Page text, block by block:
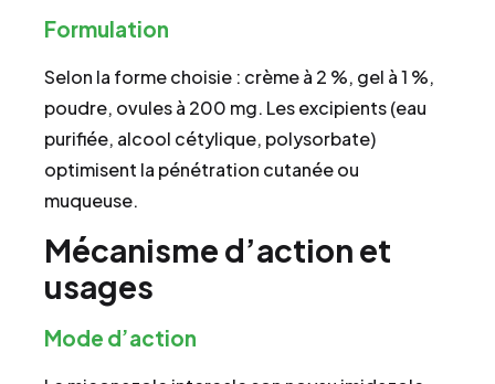
Formulation
Selon la forme choisie : crème à 2 %, gel à 1 %,
poudre, ovules à 200 mg. Les excipients (eau
purifiée, alcool cétylique, polysorbate)
optimisent la pénétration cutanée ou
muqueuse.
Mécanisme d’action et
usages
Mode d’action